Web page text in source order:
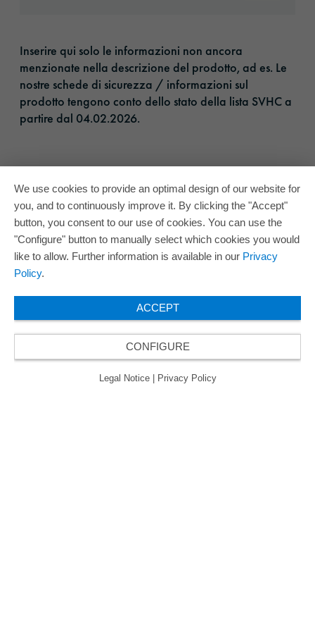
Inserire qui solo le informazioni non ancora
menzionate nella descrizione del prodotto, ad es. Le
nostre schede di sicurezza / informazioni sul
prodotto tengono conto dello stato della lista SVHC a
partire dal 04.02.2026.​
We use cookies to provide an optimal design of our website for
you, and to continuously improve it. By clicking the "Accept"
button, you consent to our use of cookies. You can use the
"Configure" button to manually select which cookies you would
like to allow. Further information is available in our Privacy
Policy.
ACCEPT
CONFIGURE
Legal Notice Privacy Policy